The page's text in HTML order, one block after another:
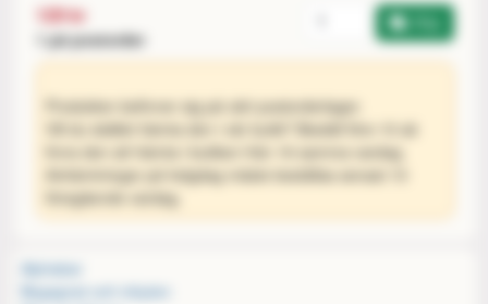
129 kr
1 på postorder
Produkten befinner sig på vårt postorderlager.
Vill du istället hämta den i vår butik? Beställ före 10 så
finns den att hämta i butiken från 16 samma vardag.
Avhämtningar på helgdag måste beställas senast 10
föregående vardag.
Alphabar
Begagnat och inbyten